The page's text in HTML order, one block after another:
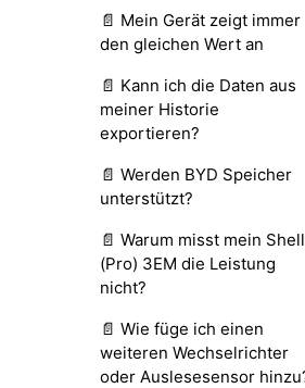
📄 Mein Gerät zeigt immer
den gleichen Wert an
📄 Kann ich die Daten aus
meiner Historie
exportieren?
📄 Werden BYD Speicher
unterstützt?
📄 Warum misst mein
(Pro) 3EM die Leistung
nicht?
📄 Wie füge ich einen
weiteren Wechselrichter
oder Auslesesensor